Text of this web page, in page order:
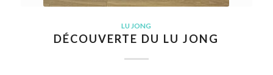
LU JONG
DÉCOUVERTE DU LU JONG